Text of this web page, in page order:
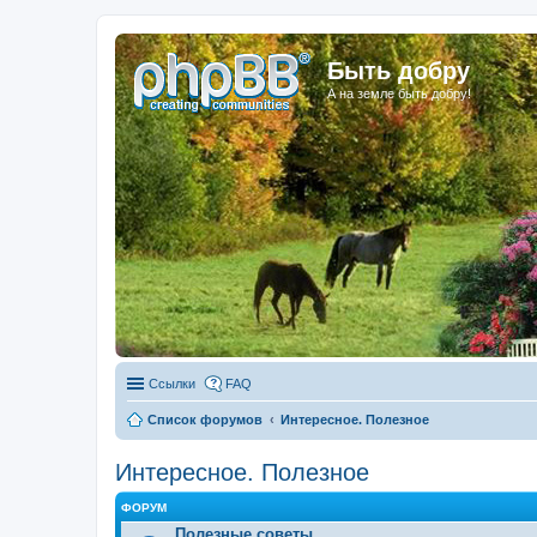
Быть добру
А на земле быть добру!
Ссылки FAQ
Список форумов Интересное. Полезное
Интересное. Полезное
ФОРУМ